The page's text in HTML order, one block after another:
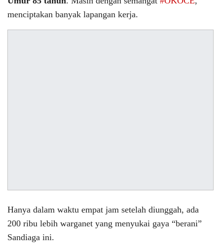
menciptakan banyak lapangan kerja.
Hanya dalam waktu empat jam setelah diunggah, ada
200 ribu lebih warganet yang menyukai gaya “berani”
Sandiaga ini.